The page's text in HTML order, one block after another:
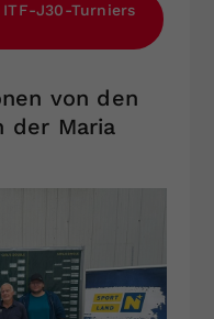
ITF-J30-Turniers
von den
der Maria